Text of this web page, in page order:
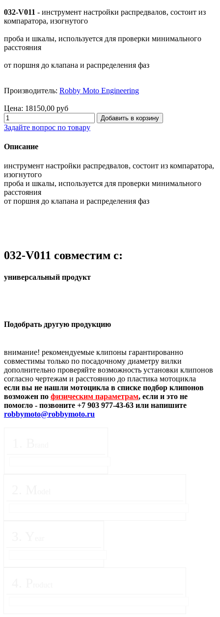
032-V011 - инструмент настройки распредвалов, состоит из
компаратора, изогнутого
проба и шкалы, используется для проверки минимального
расстояния
от поршня до клапана и распределения фаз
Производитель: Robby Moto Engineering
Цена: 18150,00 руб
Задайте вопрос по товару
Описание
инструмент настройки распредвалов, состоит из компаратора,
изогнутого
проба и шкалы, используется для проверки минимального
расстояния
от поршня до клапана и распределения фаз
032-V011 совместим с:
универсальный продукт
Подобрать другую продукцию
внимание! рекомендуемые клипоны гарантированно
совместимы только по посадочному диаметру вилки
дополнительно проверяйте возможность установки клипонов
согласно чертежам и расстоянию до пластика мотоцикла
если вы не нашли мотоцикла в списке подбор клипонов
возможен по физическим параметрам, если и это не
помогло - позвоните +7 903 977-43-63 или напишите
robbymoto@robbymoto.ru